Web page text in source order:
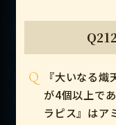
Q
『大いなる
が4個以上で
ラピス』はア